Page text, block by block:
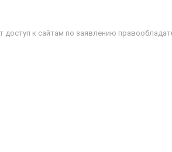
доступ к сайтам по заявлению